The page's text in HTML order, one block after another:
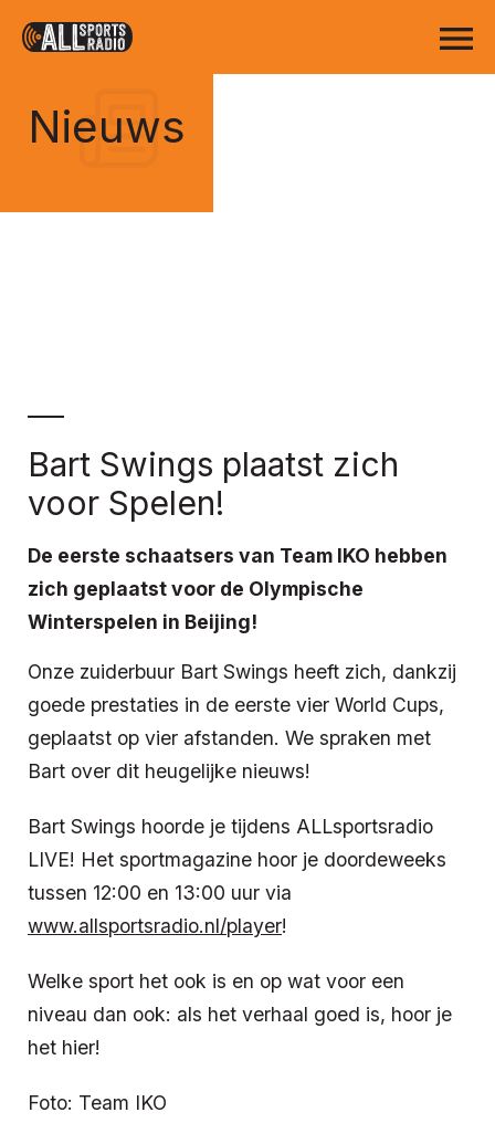
Nieuws
Bart Swings plaatst zich
voor Spelen!
De eerste schaatsers van Team IKO hebben
zich geplaatst voor de Olympische
Winterspelen in Beijing!
Onze zuiderbuur Bart Swings heeft zich, dankzij
goede prestaties in de eerste vier World Cups,
geplaatst op vier afstanden. We spraken met
Bart over dit heugelijke nieuws!
Bart Swings hoorde je tijdens ALLsportsradio
LIVE! Het sportmagazine hoor je doordeweeks
tussen 12:00 en 13:00 uur via
www.allsportsradio.nl/player!
Welke sport het ook is en op wat voor een
niveau dan ook: als het verhaal goed is, hoor je
het hier!
Foto: Team IKO